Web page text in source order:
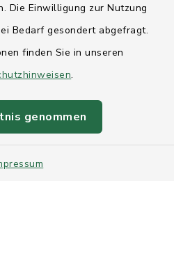
Die Einwilligung zur Nutzung
Bedarf gesondert abgefragt.
finden Sie in unseren
.
genommen